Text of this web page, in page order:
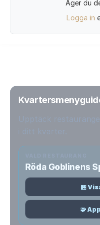
Äger du
Logga in
Röda Goblinens
🏪
🧩